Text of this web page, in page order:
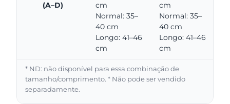
(A–D)
cm
Normal: 35–
40 cm
Longo: 41–46
cm
cm
Normal: 35–
40 cm
Longo: 41–46
cm
* ND: não disponível para essa combinação de
tamanho/comprimento. * Não pode ser vendido
separadamente.